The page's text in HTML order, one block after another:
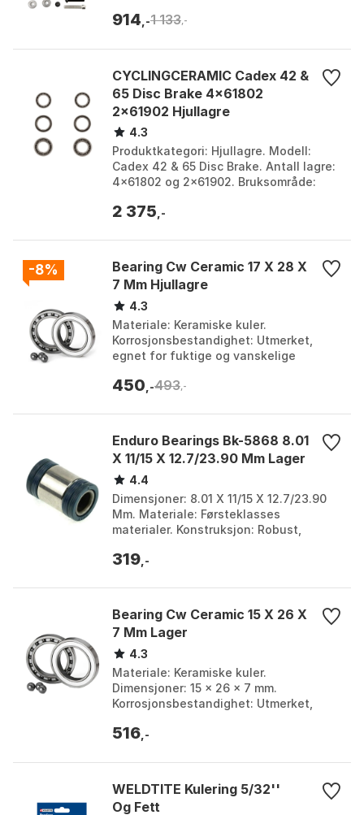
Bolt Kit+2015. Fa...
914 ,-1 133,-
CYCLINGCERAMIC Cadex 42 &
65 Disc Brake 4x61802
2x61902 Hjullagre
4.3
Produktkategori: Hjullagre. Modell:
Cadex 42 & 65 Disc Brake. Antall lagre:
4x61802 og 2x61902. Bruksområde:
Størrelse:...
2 375 ,-
-8%
Bearing Cw Ceramic 17 X 28 X
7 Mm Hjullagre
4.3
Materiale: Keramiske kuler.
Korrosjonsbestandighet: Utmerket,
egnet for fuktige og vanskelige
% høyere enn kulelager i st...
450 ,-493 ,-
Enduro Bearings Bk-5868 8.01
X 11/15 X 12.7/23.90 Mm Lager
4.4
Dimensjoner: 8.01 X 11/15 X 12.7/23.90
Mm. Materiale: Førsteklasses
materialer. Konstruksjon: Robust,
Optimalisert for mi...
319 ,-
Bearing Cw Ceramic 15 X 26 X
7 Mm Lager
4.3
Materiale: Keramiske kuler.
Dimensjoner: 15 x 26 x 7 mm.
Korrosjonsbestandighet: Utmerket,
Levetid: 2-3 ganger lengre enn stålk...
516 ,-
WELDTITE Kulering 5/32''
Og Fett